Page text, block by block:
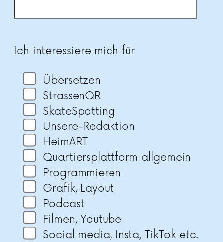
Ich interessiere mich für
Übersetzen
StrassenQR
SkateSpotting
Unsere-Redaktion
HeimART
Quartiersplattform allgemein
Programmieren
Grafik, Layout
Podcast
Filmen, Youtube
Social media, Insta, TikTok etc.